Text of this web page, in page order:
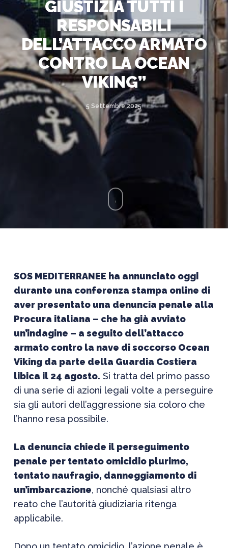
GIUSTIZIA TUTTI I
RESPONSABILI
DELL’ATTACCO ARMATO
CONTRO LA OCEAN
VIKING”
5 Settembre 2025
SOS MEDITERRANEE ha annunciato oggi
durante una conferenza stampa online di
aver presentato una denuncia penale alla
Procura italiana – che ha già avviato
un’indagine – a seguito dell’attacco
armato contro la nave di soccorso Ocean
Viking da parte della Guardia Costiera
libica il 24 agosto. Si tratta del primo passo
di una serie di azioni legali volte a perseguire
sia gli autori dell’aggressione sia coloro che
l’hanno resa possibile.
La denuncia chiede il perseguimento
penale per tentato omicidio plurimo,
tentato naufragio, danneggiamento di
un’imbarcazione, nonché qualsiasi altro
reato che l’autorità giudiziaria ritenga
applicabile.